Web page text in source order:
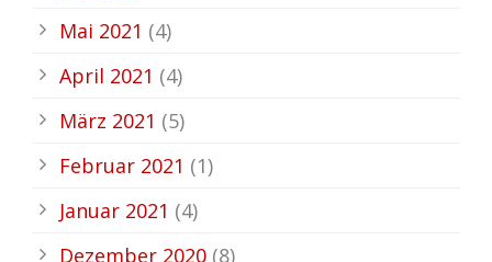
Mai 2021 (4)
April 2021 (4)
März 2021 (5)
Februar 2021 (1)
Januar 2021 (4)
Dezember 2020 (8)